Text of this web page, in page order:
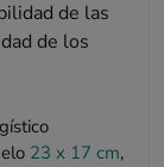
de las
de los
23 x 17 cm,